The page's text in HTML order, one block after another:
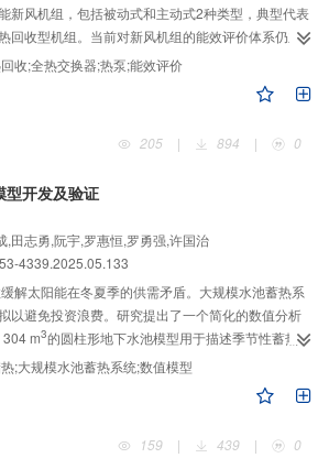
新风机组，包括被动式和主动式2种类型，典型代表
回收型机组。当前对新风机组的能效评价体系仍主
常用的热交换效率并不适用于热泵主动热回收机
在混淆和冲突。此外，现有评价一般局限于新风机
调机组的潜在影响，以及二者协作后的整体效能。
热回收的界定，消除概念混乱，同时提出联合空调
针对7类现有新风机组的实例分析，验证了采用排风
收;全热交换器;热泵;能效评价
205
| 894 | 0
型开发及验证
,田志勇,阮宇,罗惠恒,罗勇强,许国治
4339.2025.05.133
解太阳能在冬夏季的供需矛盾。大规模水池蓄热系
以避免投资浪费。研究提出了一个简化的数值分析
m3的圆柱形地下水池模型用于描述季节性蓄热系
水体一维传热模型和土壤二维传热模型，求解水体
温度边界连接两者以实现对整个系统的模拟。为全
确性，分别在待机工况、充能工况和放能工况进行
模型具有较好的准确性和可靠性。在待机工况下，
度误差均低于10%，中层和中下层水体温度准确性最
;大规模水池蓄热系统;数值模型
159
| 439 | 0